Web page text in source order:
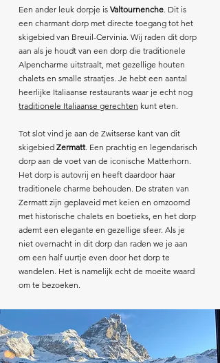
Een ander leuk dorpje is Valtournenche. Dit is
een charmant dorp met directe toegang tot het
skigebied van Breuil-Cervinia. Wij raden dit dorp
aan als je houdt van een dorp die traditionele
Alpencharme uitstraalt, met gezellige houten
chalets en smalle straatjes. Je hebt een aantal
heerlijke Italiaanse restaurants waar je echt nog
traditionele Italiaanse gerechten kunt eten.
Tot slot vind je aan de Zwitserse kant van dit
skigebied Zermatt. Een prachtig en legendarisch
dorp aan de voet van de iconische Matterhorn.
Het dorp is autovrij en heeft daardoor haar
traditionele charme behouden. De straten van
Zermatt zijn geplaveid met keien en omzoomd
met historische chalets en boetieks, en het dorp
ademt een elegante en gezellige sfeer. Als je
niet overnacht in dit dorp dan raden we je aan
om een half uurtje even door het dorp te
wandelen. Het is namelijk echt de moeite waard
om te bezoeken.